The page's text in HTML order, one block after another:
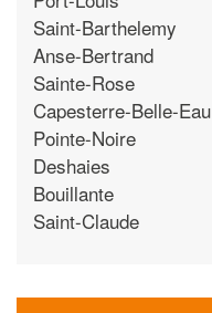
Saint-Barthelemy
Anse-Bertrand
Sainte-Rose
Capesterre-Belle-Eau
Pointe-Noire
Deshaies
Bouillante
Saint-Claude